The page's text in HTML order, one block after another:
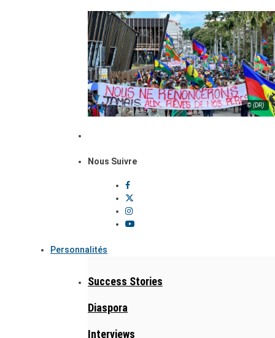
© (DR)
Nous Suivre
Personnalités
Success Stories
Diaspora
Interviews